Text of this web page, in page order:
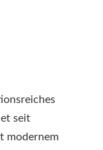
seit
modernem